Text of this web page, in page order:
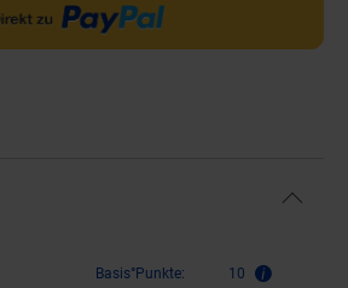
Basis°Punkte:
10